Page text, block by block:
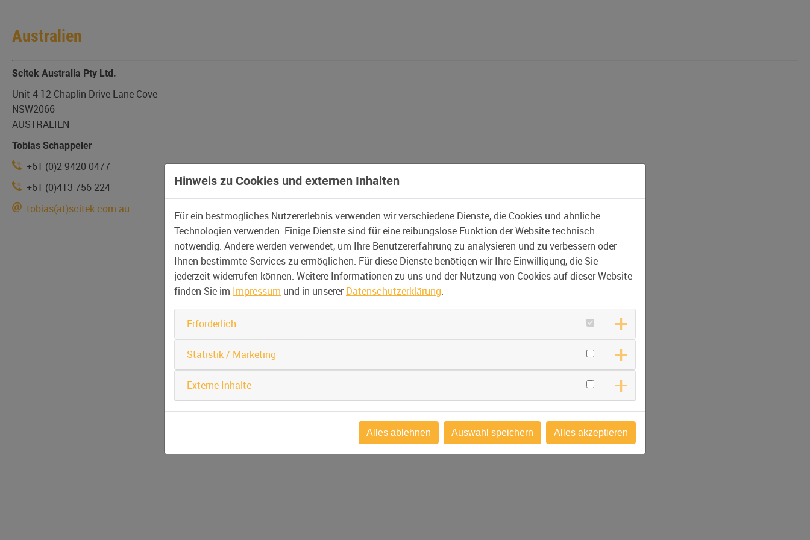
Australien
Scitek Australia Pty Ltd.
Unit 4 12 Chaplin Drive Lane Cove
NSW2066
AUSTRALIEN
Tobias Schappeler
+61 (0)2 9420 0477
+61 (0)413 756 224
tobias(at)scitek.com.au
Hinweis zu Cookies und externen Inhalten
Für ein bestmögliches Nutzererlebnis verwenden wir verschiedene Dienste, die Cookies und ähnliche
Technologien verwenden. Einige Dienste sind für eine reibungslose Funktion der Website technisch
notwendig. Andere werden verwendet, um Ihre Benutzererfahrung zu analysieren und zu verbessern oder
Ihnen bestimmte Services zu ermöglichen. Für diese Dienste benötigen wir Ihre Einwilligung, die Sie
jederzeit widerrufen können. Weitere Informationen zu uns und der Nutzung von Cookies auf dieser Website
finden Sie im Impressum und in unsererDatenschutzerklärung.
Erforderlich
Statistik / Marketing
Externe Inhalte
Alles ablehnen Auswahl speichern Alles akzeptieren